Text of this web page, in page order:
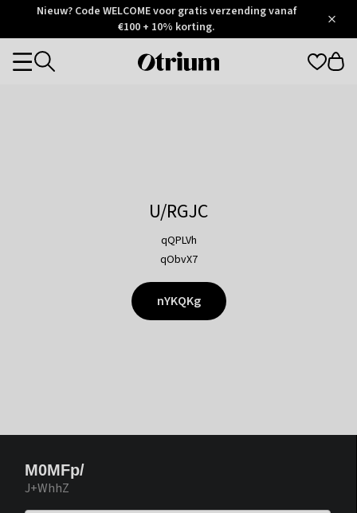
Otrium
Trustpilot
Nieuw? Code WELCOME voor gratis verzending vanaf
€100 + 10% korting.
Otrium
Categories
U/RGJC
qQPLVh
qObvX7
nYKQKg
M0MFp/
J+WhhZ